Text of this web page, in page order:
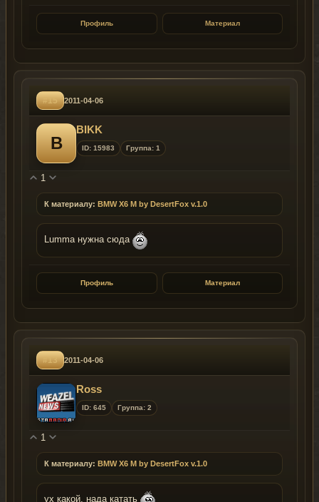
Профиль Материал
#15 2011-04-06
B
BIKK
ID: 15983 Группа: 1
1
К материалу: BMW X6 M by DesertFox v.1.0
Lumma нужна сюда
Профиль Материал
#13 2011-04-06
Ross
ID: 645 Группа: 2
1
К материалу: BMW X6 M by DesertFox v.1.0
ух какой, нада катать